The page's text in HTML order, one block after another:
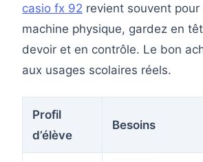
casio fx 92 revient souvent
machine physique, gardez en
devoir et en contrôle. Le bon
aux usages scolaires réels.
Profil
d’élève
Besoins